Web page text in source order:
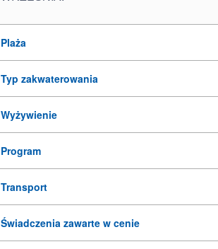
Plaża
Typ zakwaterowania
Wyżywienie
Program
Transport
Świadczenia zawarte w cenie